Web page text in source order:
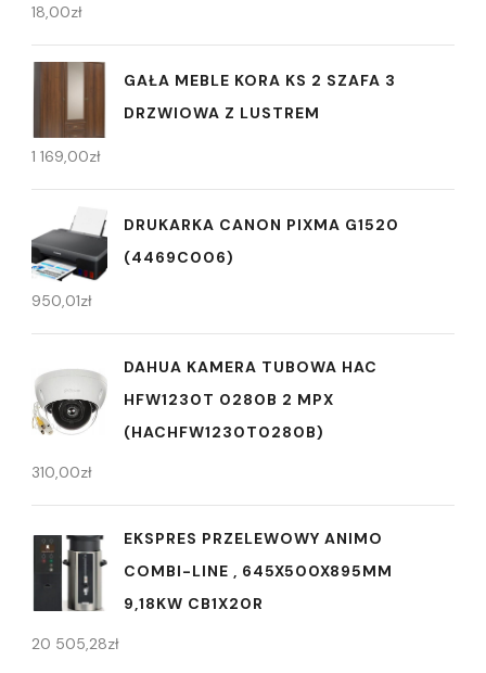
18,00zł
GAŁA MEBLE KORA KS 2 SZAFA 3
DRZWIOWA Z LUSTREM
1 169,00zł
DRUKARKA CANON PIXMA G1520
(4469C006)
950,01zł
DAHUA KAMERA TUBOWA HAC
HFW1230T 0280B 2 MPX
(HACHFW1230T0280B)
310,00zł
EKSPRES PRZELEWOWY ANIMO
COMBI-LINE , 645X500X895MM
9,18KW CB1X20R
20 505,28zł